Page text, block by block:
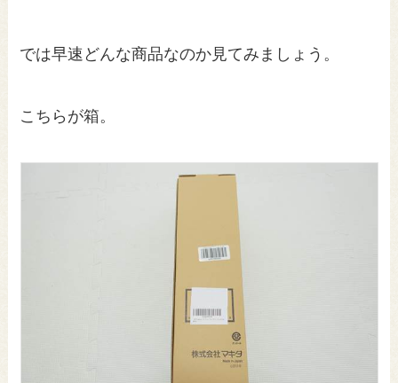
では早速どんな商品なのか見てみましょう。
こちらが箱。